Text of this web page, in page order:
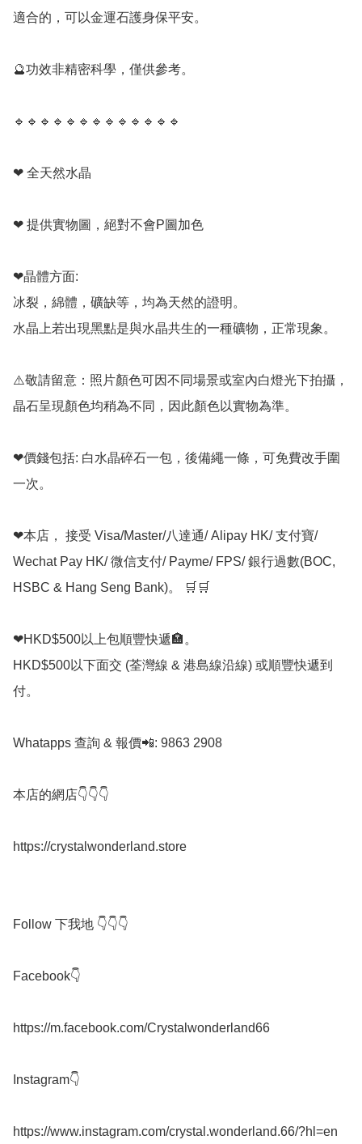
適合的，可以金運石護身保平安。
🔮功效非精密科學，僅供參考。
🔹️🔹️🔹️🔹️🔹️🔹️🔹️🔹️🔹️🔹️🔹️🔹️🔹️
❤ 全天然水晶
❤ 提供實物圖，絕對不會P圖加色
❤晶體方面:
冰裂，綿體，礦缺等，均為天然的證明。
水晶上若出現黑點是與水晶共生的一種礦物，正常現象。
⚠️敬請留意：照片顏色可因不同場景或室內白燈光下拍攝，
晶石呈現顏色均稍為不同，因此顏色以實物為準。
❤價錢包括: 白水晶碎石一包，後備繩一條，可免費改手圍
一次。
❤本店， 接受 Visa/Master/八達通/ Alipay HK/ 支付寶/
Wechat Pay HK/ 微信支付/ Payme/ FPS/ 銀行過數(BOC,
HSBC & Hang Seng Bank)。 🛒🛒
❤HKD$500以上包順豐快遞🏣。
HKD$500以下面交 (荃灣線 & 港島線沿線) 或順豐快遞到
付。
Whatapps 查詢 & 報價📲: 9863 2908
本店的網店👇👇👇
https://crystalwonderland.store
Follow 下我地 👇👇👇
Facebook👇
https://m.facebook.com/Crystalwonderland66
Instagram👇
https://www.instagram.com/crystal.wonderland.66/?hl=en